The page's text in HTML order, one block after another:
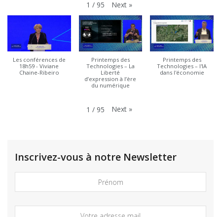
1 / 95 Next »
Les conférences de
18h59 - Viviane
Chaine-Ribeiro
Printemps des
Technologies – La
Liberté
d’expression à l’ère
du numérique
Printemps des
Technologies – l'IA
dans l'économie
1 / 95 Next »
Inscrivez-vous à notre Newsletter